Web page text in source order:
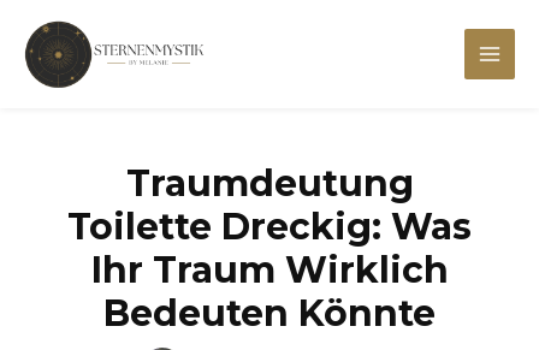
Inhalt
springen
Main
Traumdeutung
Toilette Dreckig: Was
Ihr Traum Wirklich
Bedeuten Könnte